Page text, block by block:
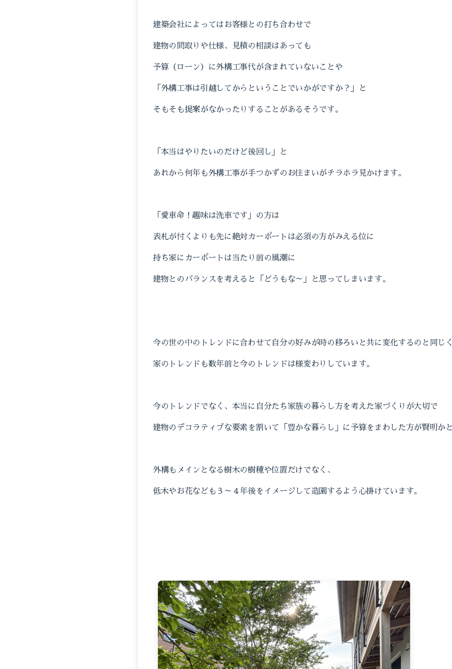
建築会社によってはお客様との打ち合わせで
建物の間取りや仕様、見積の相談はあっても
予算（ローン）に外構工事代が含まれていないことや
「外構工事は引越してからということでいかがですか？」と
そもそも提案がなかったりすることがあるそうです。
「本当はやりたいのだけど後回し」と
あれから何年も外構工事が手つかずのお住まいがチラホラ見かけます。
「愛車命！趣味は洗車です」の方は
表札が付くよりも先に絶対カーポートは必須の方がみえる位に
持ち家にカーポートは当たり前の風潮に
建物とのバランスを考えると「どうもな～」と思ってしまいます。
今の世の中のトレンドに合わせて自分の好みが時の移ろいと共に変化するのと同じく
家のトレンドも数年前と今のトレンドは様変わりしています。
今のトレンドでなく、本当に自分たち家族の暮らし方を考えた家づくりが大切で
建物のデコラティブな要素を割いて「豊かな暮らし」に予算をまわした方が賢明か
外構もメインとなる樹木の樹種や位置だけでなく、
低木やお花なども３～４年後をイメージして造園するよう心掛けています。